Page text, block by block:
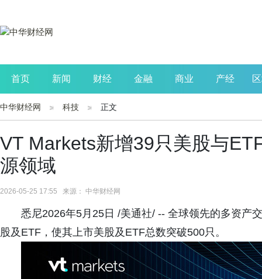
首页 新闻 财经 金融 商业 产经
公司 生活 读书
中华财经网 科技 正文
VT Markets新增39只美股与
源领域
2026-05-25 17:55 来源： 中华财经网
悉尼2026年5月25日 /美通社/ -- 全球领先的多资产
股及ETF，使其上市美股及ETF总数突破500只。